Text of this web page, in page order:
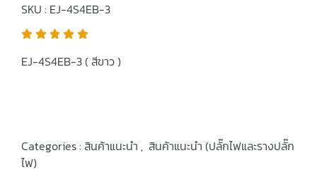
SKU : EJ-4S4EB-3
EJ-4S4EB-3 ( สีขาว )
Categories : สินค้าแนะนำ , สินค้าแนะนำ (ปลั๊กไฟและรางปลั๊ก
ไฟ)